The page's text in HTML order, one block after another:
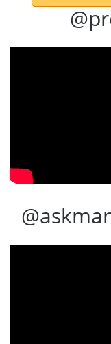
has
for my
He is